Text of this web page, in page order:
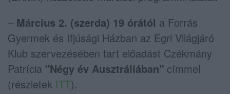
– Március 2. (szerda) 19 órától a Forrás
Gyermek és Ifjúsági Házban az Egri Világjáró
Klub szervezésében tart előadást Czékmány
Patrícia "Négy év Ausztráliában" címmel
(részletek ITT).